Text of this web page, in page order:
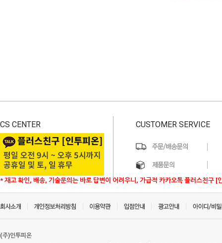
CS CENTER
* 재고 확인, 배송, 기술문의는 바로 답변이 어려우니, 가급적 카카오톡 플러스친구 [
CUSTOMER SERVICE
(주)인투피온